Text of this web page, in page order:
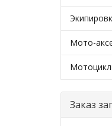
Мото-
Заказ